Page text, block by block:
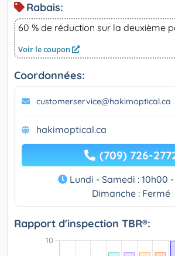
Rabais:
60 % de réduction sur la deuxième
Voir le coupon
Coordonnées:
customerservice@hakimoptical.ca
hakimoptical.ca
(709) 726-
Lundi - Samedi : 10h00
Dimanche : Fermé
Rapport d'inspection TBR®: